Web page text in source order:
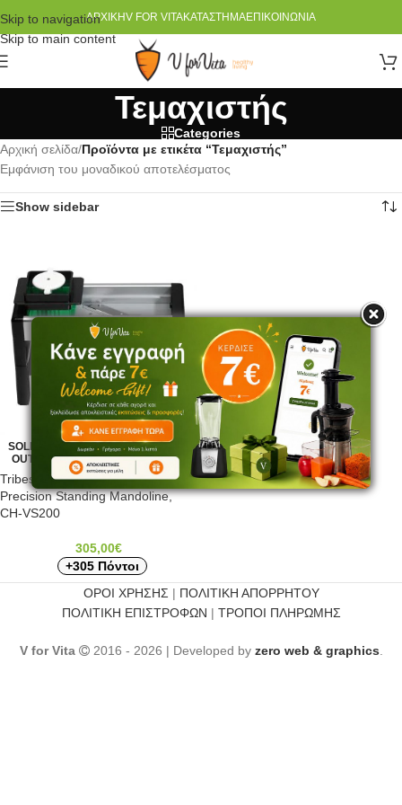
Skip to navigation
Skip to main content
ΑΡΧΙΚΉV FOR VITAΚΑΤΆΣΤΗΜΑΕΠΙΚΟΙΝΩΝΊΑ
Τεμαχιστής
Categories
Αρχική σελίδα/Προϊόντα με ετικέτα “Τεμαχιστής”
Εμφάνιση του μοναδικού αποτελέσματος
Show sidebar
SOLD
OUT
Tribest Choisons® V-Slicer
Precision Standing Mandoline,
CH-VS200
305,00€
+305 Πόντοι
ΟΡΟΙ ΧΡΗΣΗΣ | ΠΟΛΙΤΙΚΗ ΑΠΟΡΡΗΤΟΥ
ΠΟΛΙΤΙΚΗ ΕΠΙΣΤΡΟΦΩΝ | ΤΡΟΠΟΙ ΠΛΗΡΩΜΗΣ
V for Vita 2016 - 2026 | Developed by zero web & graphics